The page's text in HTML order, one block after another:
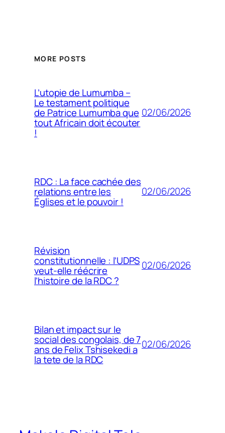
MORE POSTS
L’utopie de Lumumba –
Le testament politique
de Patrice Lumumba que
tout Africain doit écouter
!
02/06/2026
RDC : La face cachée des
relations entre les
Églises et le pouvoir !
02/06/2026
Révision
constitutionnelle : l’UDPS
veut-elle réécrire
l’histoire de la RDC ?
02/06/2026
Bilan et impact sur le
social des congolais, de 7
ans de Felix Tshisekedi a
la tete de la RDC
02/06/2026